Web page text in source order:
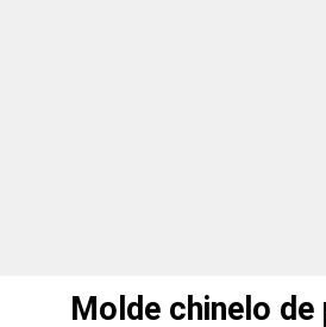
Molde chinelo de